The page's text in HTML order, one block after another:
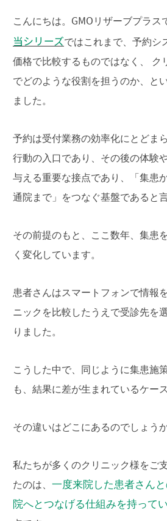
こんにちは。GMOリザーブプラス
当シリーズではこれまで、予約シ
価格で比較するものではなく、 ク
でどのような役割を担うのか、と
ました。
予約は受付業務の効率化にとどま
行動の入口であり、その後の体験
与える重要な接点であり、「集患
通院まで」をつなぐ基盤であると言
その前提のもと、ここ数年、集患
く変化しています。
患者さんはスマートフォンで情報
ニックを比較したうえで受診先を
りました。
こうした中で、同じように集患施
も、結果に差が生まれているケー
その違いはどこにあるのでしょう
私たちが多くのクリニック様をご
たのは、 一度来院した患者さん
院へとつなげる仕組みを持って